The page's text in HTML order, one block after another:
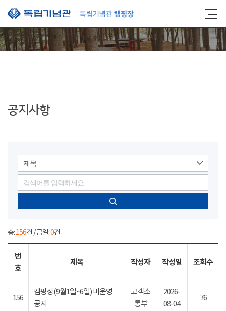
본문 바로가기
공지사항
제목
총:156건 / 금일:0건
번
호
제목 작성자 작성일 조회수
156
캠핑장(9월1일~6일) 미운영
공지
고객소
통부
2026-
08-04
76